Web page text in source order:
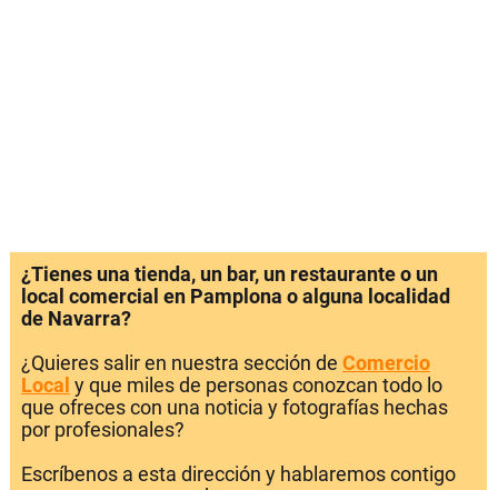
¿Tienes una tienda, un bar, un restaurante o un
local comercial en Pamplona o alguna localidad
de Navarra?
¿Quieres salir en nuestra sección de Comercio
Local y que miles de personas conozcan todo lo
que ofreces con una noticia y fotografías hechas
por profesionales?
Escríbenos a esta dirección y hablaremos contigo